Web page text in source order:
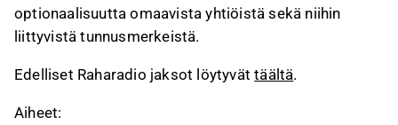
optionaalisuutta omaavista yhtiöistä sekä niihin
liittyvistä tunnusmerkeistä.
Edelliset Raharadio jaksot löytyvättäältä.
Aiheet: